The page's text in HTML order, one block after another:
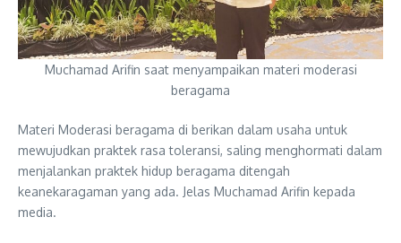
Muchamad Arifin saat menyampaikan materi moderasi
beragama
Materi Moderasi beragama di berikan dalam usaha untuk
mewujudkan praktek rasa toleransi, saling menghormati dalam
menjalankan praktek hidup beragama ditengah
keanekaragaman yang ada. Jelas Muchamad Arifin kepada
media.